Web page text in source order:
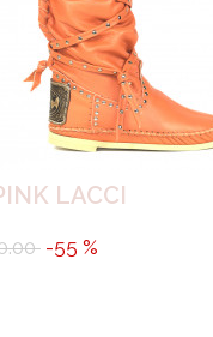
LACCI
-55 %